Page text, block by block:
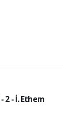
2 - İ. Ethem